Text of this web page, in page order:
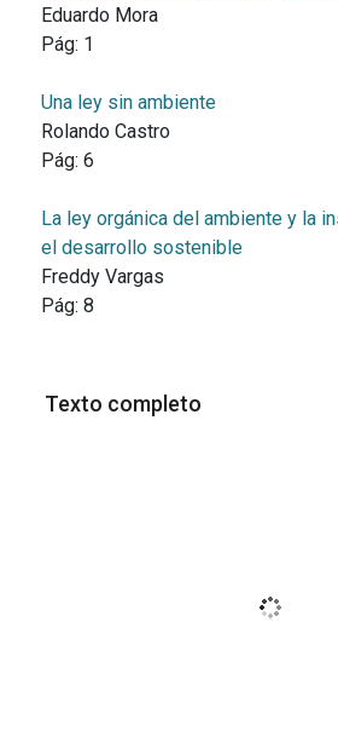
Eduardo Mora
Pág: 1
Una ley sin ambiente
Rolando Castro
Pág: 6
La ley orgánica del ambiente y la
el desarrollo sostenible
Freddy Vargas
Pág: 8
Texto completo